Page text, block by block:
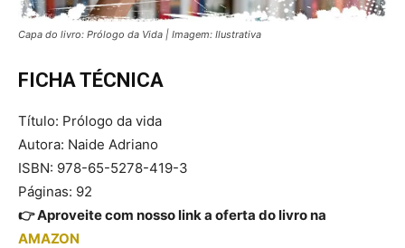
Capa do livro: Prólogo da Vida | Imagem: Ilustrativa
FICHA TÉCNICA
Título: Prólogo da vida
Autora: Naide Adriano
ISBN: 978-65-5278-419-3
Páginas: 92
👉 Aproveite com nosso link a oferta do livro na
AMAZON